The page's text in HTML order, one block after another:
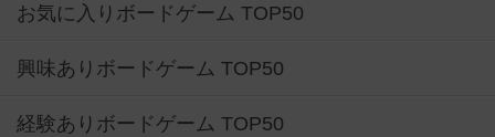
お気に入りボードゲーム TOP50
興味ありボードゲーム TOP50
経験ありボードゲーム TOP50